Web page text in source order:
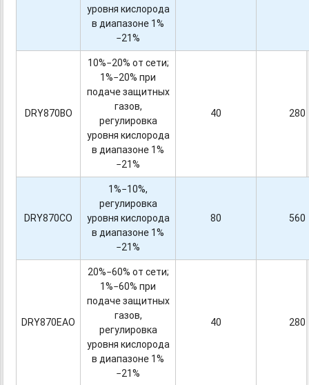
уровня кислорода
в диапазоне 1%
−21%
DRY870BO
10%−20% от сети;
1%−20% при
подаче защитных
газов,
регулировка
уровня кислорода
в диапазоне 1%
−21%
40 280
DRY870CO
1%−10%,
регулировка
уровня кислорода
в диапазоне 1%
−21%
80 560
DRY870EAO
20%−60% от сети;
1%−60% при
подаче защитных
газов,
регулировка
уровня кислорода
в диапазоне 1%
−21%
40 280